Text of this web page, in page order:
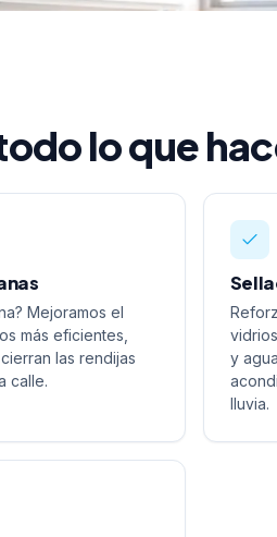
lo que
Mejoramos el
más eficientes,
las rendijas
calle.
y
lluvia.